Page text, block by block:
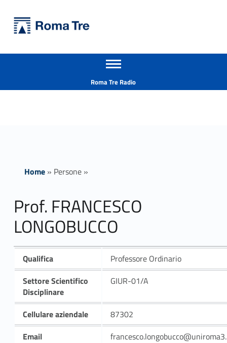
Prof. FRANCESCO LONGOBUCCO - Università Roma Tre
Apri il menu secondario
Roma Tre Radio
Home» Persone»
Prof. FRANCESCO
LONGOBUCCO
Qualifica
Professore Ordinario
Settore Scientifico
Disciplinare
GIUR-01/A
Cellulare aziendale
87302
Email